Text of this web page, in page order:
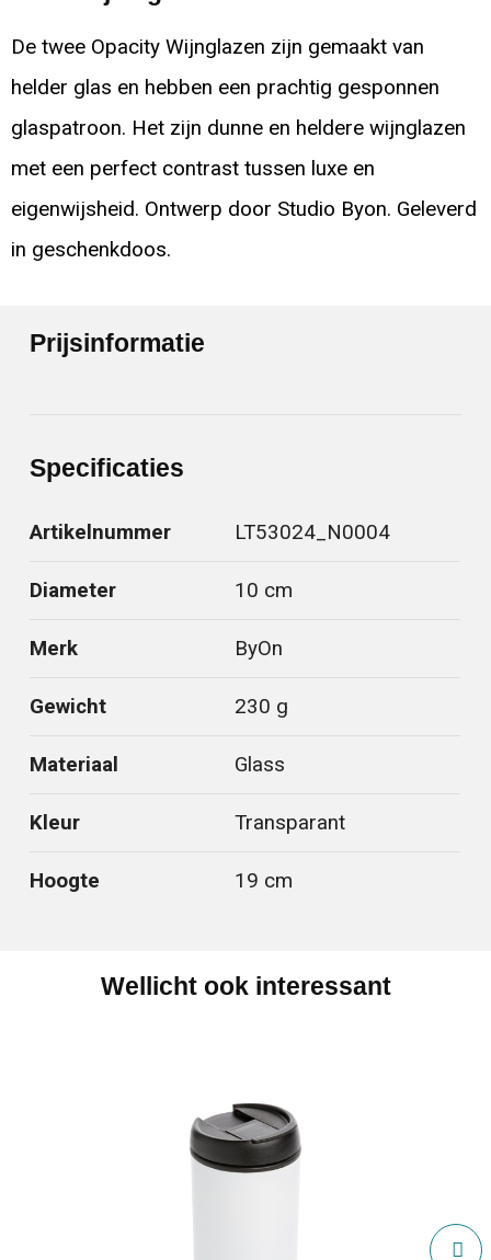
De twee Opacity Wijnglazen zijn gemaakt van
helder glas en hebben een prachtig gesponnen
glaspatroon. Het zijn dunne en heldere wijnglazen
met een perfect contrast tussen luxe en
eigenwijsheid. Ontwerp door Studio Byon. Geleverd
in geschenkdoos.
Prijsinformatie
Specificaties
Artikelnummer LT53024_N0004
Diameter 10 cm
Merk ByOn
Gewicht 230 g
Materiaal Glass
Kleur Transparant
Hoogte 19 cm
Wellicht ook interessant